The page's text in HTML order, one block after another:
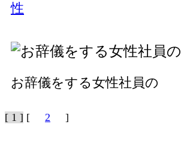
性
お辞儀をする女性社員の
[ 1 ] [ 2 ]